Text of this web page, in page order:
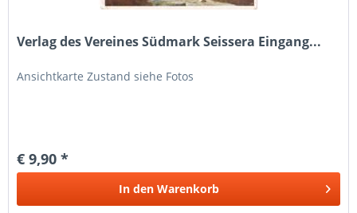
Verlag des Vereines Südmark Seissera Eingang...
Ansichtkarte Zustand siehe Fotos
€ 9,90 *
In den Warenkorb